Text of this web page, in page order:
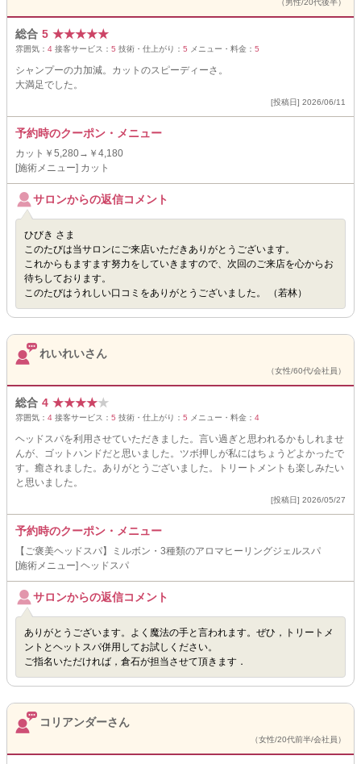
（男性/20代後半）
総合 5 ★★★★★
雰囲気： 4 接客サービス： 5 技術・仕上がり： 5 メニュー・料金： 5
シャンプーの力加減。カットのスピーディーさ。
大満足でした。
[投稿日] 2026/06/11
予約時のクーポン・メニュー
カット￥5,280→￥4,180
[施術メニュー] カット
サロンからの返信コメント
ひびき さま
このたびは当サロンにご来店いただきありがとうございます。
これからもますます努力をしていきますので、次回のご来店を心からお
待ちしております。
このたびはうれしい口コミをありがとうございました。 （若林）
れいれいさん
（女性/60代/会社員）
総合 4 ★★★★★
雰囲気： 4 接客サービス： 5 技術・仕上がり： 5 メニュー・料金： 4
ヘッドスパを利用させていただきました。言い過ぎと思われるかもしれませ
んが、ゴットハンドだと思いました。ツボ押しが私にはちょうどよかったで
す。癒されました。ありがとうございました。トリートメントも楽しみたい
と思いました。
[投稿日] 2026/05/27
予約時のクーポン・メニュー
【ご褒美ヘッドスパ】ミルボン・3種類のアロマヒーリングジェルスパ
[施術メニュー] ヘッドスパ
サロンからの返信コメント
ありがとうございます。よく魔法の手と言われます。ぜひ，トリートメ
ントとヘットスパ併用してお試しください。
ご指名いただければ，倉石が担当させて頂きます．
コリアンダーさん
（女性/20代前半/会社員）